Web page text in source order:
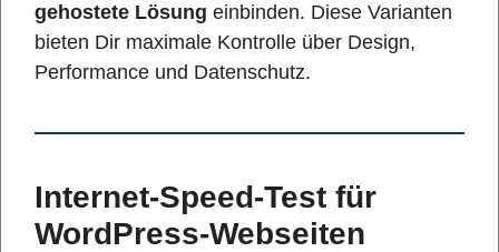
gehostete Lösung einbinden. Diese Varianten
bieten Dir maximale Kontrolle über Design,
Performance und Datenschutz.
Internet-Speed-Test für
WordPress-Webseiten